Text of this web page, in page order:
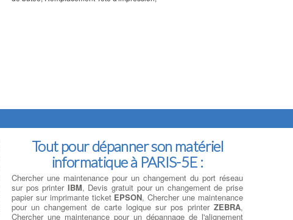
Tout pour dépanner son matériel
informatique à PARIS-5E :
Chercher une maintenance pour un changement du port réseau
sur pos printer IBM, Devis gratuit pour un changement de prise
papier sur imprimante ticket EPSON, Chercher une maintenance
pour un changement de carte logique sur pos printer ZEBRA,
Chercher une maintenance pour un dépannage de l'alignement